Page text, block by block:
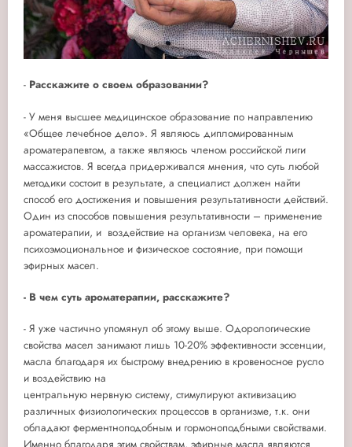
- Расскажите о своем образовании?
- У меня высшее медицинское образование по направлению
«Общее лечебное дело». Я являюсь дипломированным
ароматерапевтом, а также являюсь членом российской лиги
массажистов. Я всегда придерживался мнения, что суть любой
методики состоит в результате, а специалист должен найти
способ его достижения и повышения результативности действий.
Один из способов повышения результативности – применение
ароматерапии, и воздействие на организм человека, на его
психоэмоциональное и физическое состояние, при помощи
эфирных масел.
- В чем суть ароматерапии, расскажите?
- Я уже частично упомянул об этому выше. Одорологические
свойства масел занимают лишь 10-20% эффективности эссенции,
масла благодаря их быстрому внедрению в кровеносное русло
и воздействию на
центральную нервную систему, стимулируют активизацию
различных физиологических процессов в организме, т.к. они
обладают ферментноподобным и гормоноподбными свойствами.